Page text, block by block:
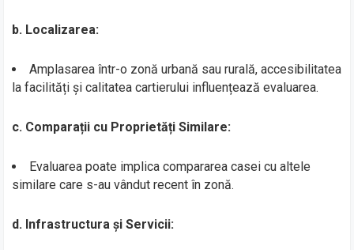
b. Localizarea:
Amplasarea într-o zonă urbană sau rurală, accesibilitatea
la facilități și calitatea cartierului influențează evaluarea.
c. Comparații cu Proprietăți Similare:
Evaluarea poate implica compararea casei cu altele
similare care s-au vândut recent în zonă.
d. Infrastructura și Servicii: